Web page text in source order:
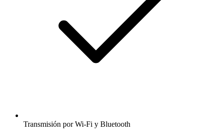
Transmisión por Wi-Fi y Bluetooth